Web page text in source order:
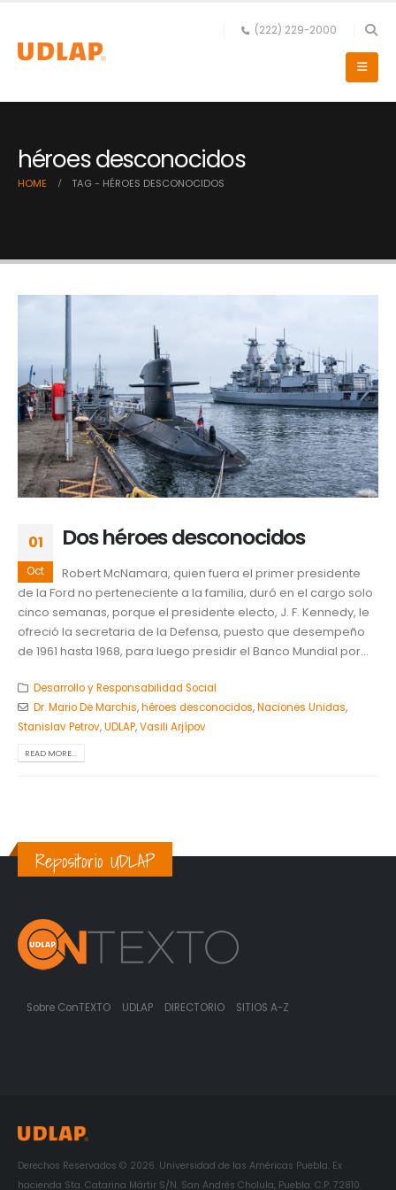
(222) 229-2000
héroes desconocidos
HOME TAG - HÉROES DESCONOCIDOS
01
Oct
Dos héroes desconocidos
Robert McNamara, quien fuera el primer presidente
de la Ford no perteneciente a la familia, duró en el cargo solo
cinco semanas, porque el presidente electo, J. F. Kennedy, le
ofreció la secretaria de la Defensa, puesto que desempeño
de 1961 hasta 1968, para luego presidir el Banco Mundial por...
Desarrollo y Responsabilidad Social
Dr. Mario De Marchis,héroes desconocidos,Naciones Unidas,
Stanislav Petrov,UDLAP,Vasili Arjípov
READ MORE...
Repositorio UDLAP
Sobre ConTEXTO UDLAP DIRECTORIO SITIOS A-Z
Derechos Reservados © 2026. Universidad de las Américas Puebla. Ex
hacienda Sta. Catarina Mártir S/N. San Andrés Cholula, Puebla. C.P. 72810.